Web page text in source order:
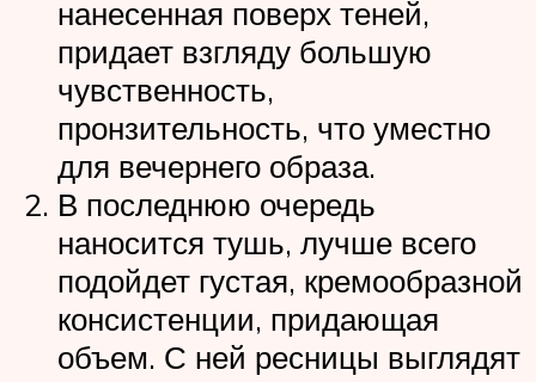
нанесенная поверх теней,
придает взгляду большую
чувственность,
пронзительность, что уместно
для вечернего образа.
В последнюю очередь
наносится тушь, лучше всего
подойдет густая, кремообразной
консистенции, придающая
объем. С ней ресницы выглядят